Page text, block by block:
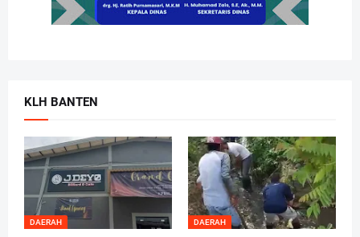
KLH BANTEN
DAERAH DAERAH